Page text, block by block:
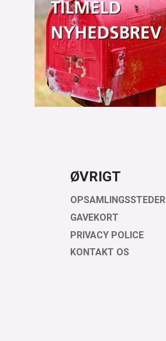
ØVRIGT
OPSAMLINGSSTEDER
GAVEKORT
PRIVACY POLICE
KONTAKT OS